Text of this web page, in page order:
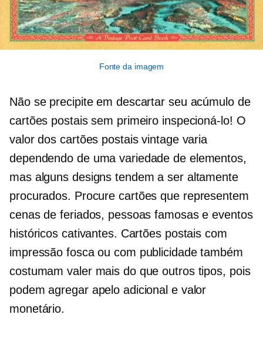
Fonte da imagem
Não se precipite em descartar seu acúmulo de
cartões postais sem primeiro inspecioná-lo! O
valor dos cartões postais vintage varia
dependendo de uma variedade de elementos,
mas alguns designs tendem a ser altamente
procurados. Procure cartões que representem
cenas de feriados, pessoas famosas e eventos
históricos cativantes. Cartões postais com
impressão fosca ou com publicidade também
costumam valer mais do que outros tipos, pois
podem agregar apelo adicional e valor
monetário.